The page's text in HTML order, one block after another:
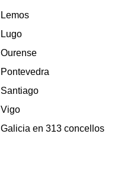
Lemos
Lugo
Ourense
Pontevedra
Santiago
Vigo
Galicia en 313 concellos